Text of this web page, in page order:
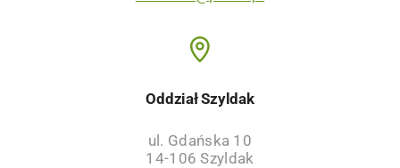
Oddział Szyldak
ul. Gdańska 10
14-106 Szyldak